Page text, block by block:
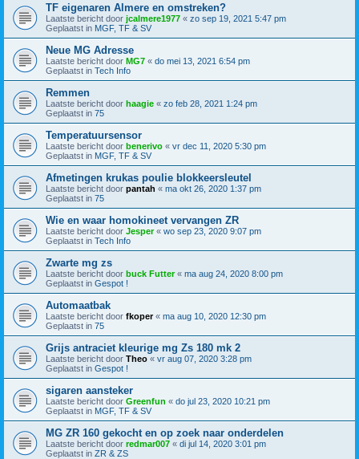
TF eigenaren Almere en omstreken?
Laatste bericht door jcalmere1977 « zo sep 19, 2021 5:47 pm
Geplaatst in MGF, TF & SV
Neue MG Adresse
Laatste bericht door MG7 « do mei 13, 2021 6:54 pm
Geplaatst in Tech Info
Remmen
Laatste bericht door haagie « zo feb 28, 2021 1:24 pm
Geplaatst in 75
Temperatuursensor
Laatste bericht door benerivo « vr dec 11, 2020 5:30 pm
Geplaatst in MGF, TF & SV
Afmetingen krukas poulie blokkeersleutel
Laatste bericht door pantah « ma okt 26, 2020 1:37 pm
Geplaatst in 75
Wie en waar homokineet vervangen ZR
Laatste bericht door Jesper« wo sep 23, 2020 9:07 pm
Geplaatst in Tech Info
Zwarte mg zs
Laatste bericht door buck Futter« ma aug 24, 2020 8:00 pm
Geplaatst in Gespot !
Automaatbak
Laatste bericht door fkoper« ma aug 10, 2020 12:30 pm
Geplaatst in 75
Grijs antraciet kleurige mg Zs 180 mk 2
Laatste bericht door Theo « vr aug 07, 2020 3:28 pm
Geplaatst in Gespot !
sigaren aansteker
Laatste bericht door Greenfun « do jul 23, 2020 10:21 pm
Geplaatst in MGF, TF & SV
MG ZR 160 gekocht en op zoek naar onderdelen
Laatste bericht door redmar007 « di jul 14, 2020 3:01 pm
Geplaatst in ZR & ZS